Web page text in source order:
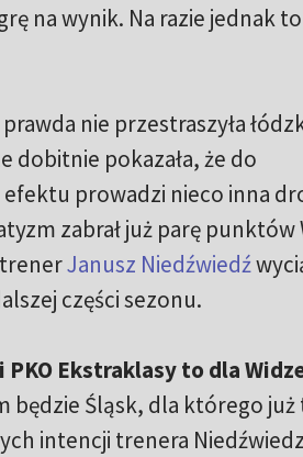
na wynik. Na razie jednak to
nie przestraszyła
dobitnie pokazała, że do
prowadzi nieco inna
zabrał już parę
Janusz Niedźwiedź
części sezonu.
PKO Ekstraklasy to dla
będzie Śląsk, dla którego
intencji trenera